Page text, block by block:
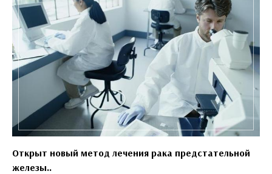
Открыт новый метод лечения рака предстательной
железы..